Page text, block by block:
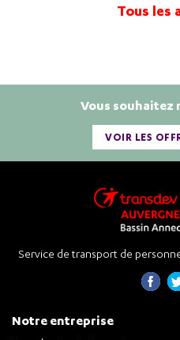
Tous les
Vous souhaitez
VOIR LES
Service de transport de
Notre entreprise